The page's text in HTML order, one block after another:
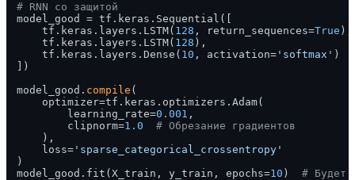
# RNN со защитой
model_good = tf.keras.Sequential([
    tf.keras.layers.LSTM(
128 , return_sequences=True ),
    tf.keras.layers.LSTM(
128 ),
    tf.keras.layers.Dense(
10 , activation= 'softmax' )
])
model_good. compile (
    optimizer=tf.keras.optimizers.Adam(
        learning_rate=
0.001 ,
        clipnorm=
1.0
# Обрезание градиентов
    ),
    loss=
'sparse_categorical_crossentropy'
)
model_good.fit(X_train, y_train, epochs=10 ) # Будет